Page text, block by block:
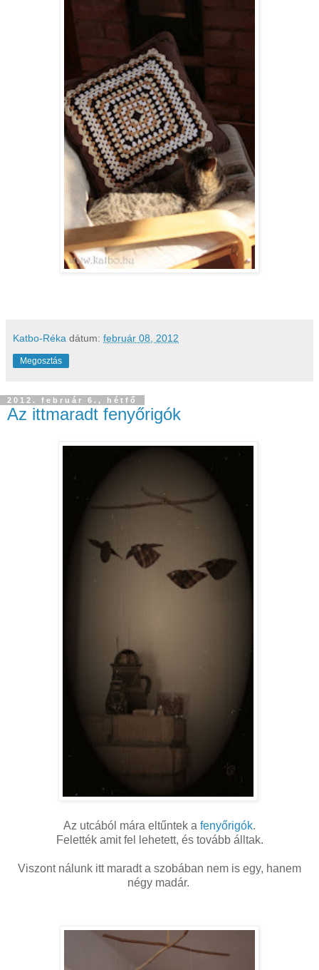
Katbo-Réka dátum: február 08, 2012
Megosztás
2012. február 6., hétfő
Az ittmaradt fenyőrigók
Az utcából mára eltűntek a fenyőrigók.
Felették amit fel lehetett, és tovább álltak.
Viszont nálunk itt maradt a szobában nem is egy, hanem
négy madár.